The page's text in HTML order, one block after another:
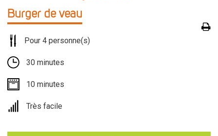
Burger de veau
Pour 4 personne(s)
30 minutes
10 minutes
Très facile